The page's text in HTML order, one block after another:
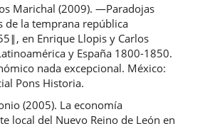
Marichal (2009). ―Paradojas
de la temprana república
en Enrique Llopis y Carlos
y España 1800-1850.
nada excepcional. México:
Pons Historia.
(2005). La economía
local del Nuevo Reino de León en